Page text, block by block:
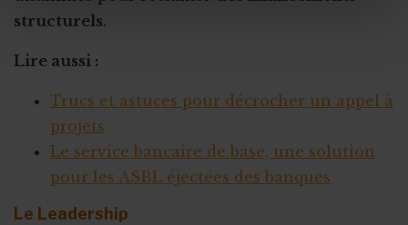
structurels.
Lire aussi :
Trucs et astuces pour décrocher un appel à
projets
Le service bancaire de base, une solution
pour les ASBL éjectées des banques
Le Leadership